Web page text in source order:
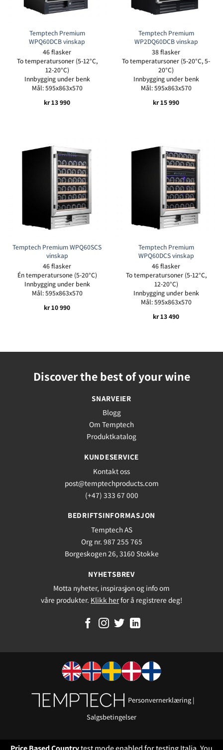
Temptech Premium
WPQ60DCB vinskap
46 flasker
To temperatursoner (5-12°C,
12-20°C)
Innbygging under benk
Mål: 595x863x570
kr13 990
Temptech Premium
WP2DQ60DCB vinskap
38 flasker
To temperatursoner (5-20°C, 5-
20°C)
Innbygging under benk
Mål: 595x863x570
kr15 990
Temptech Premium WPQ60SCS
vinskap
46 flasker
Én temperatursone (5-20°C)
Innbygging under benk
Mål: 595x863x570
kr10 990
Temptech Premium
WPQ60DCS vinskap
46 flasker
To temperatursoner (5-12°C,
12-20°C)
Innbygging under benk
Mål: 595x863x570
kr13 490
Discover the best of your wine
SNARVEIER
Blogg
Om Temptech
Produktkatalog
KUNDESERVICE
Kontakt oss
post@temptechproducts.com
(+47) 333 67 000
BEDRIFTSINFORMASJON
Temptech AS
Org nr. 987 255 765
Borgeskogen 26, 3160 Stokke
NYHETSBREV
Motta nyheter, inspirasjon og info om
våre produkter. Klikk herfor å registrere deg!
Personvernerklæring |
Salgsbetingelser